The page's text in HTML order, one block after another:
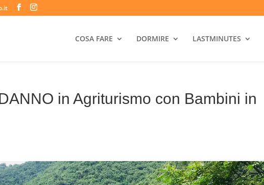
COSA FARE DORMIRE LASTMINUTES
in Agriturismo con Bambini in